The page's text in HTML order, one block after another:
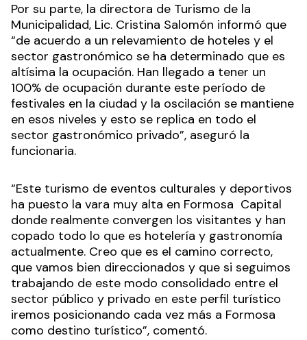
Por su parte, la directora de Turismo de la
Municipalidad, Lic. Cristina Salomón informó que
“de acuerdo a un relevamiento de hoteles y el
sector gastronómico se ha determinado que es
altísima la ocupación. Han llegado a tener un
100% de ocupación durante este período de
festivales en la ciudad y la oscilación se mantiene
en esos niveles y esto se replica en todo el
sector gastronómico privado”, aseguró la
funcionaria.
“Este turismo de eventos culturales y deportivos
ha puesto la vara muy alta en Formosa Capital
donde realmente convergen los visitantes y han
copado todo lo que es hotelería y gastronomía
actualmente. Creo que es el camino correcto,
que vamos bien direccionados y que si seguimos
trabajando de este modo consolidado entre el
sector público y privado en este perfil turístico
iremos posicionando cada vez más a Formosa
como destino turístico”, comentó.